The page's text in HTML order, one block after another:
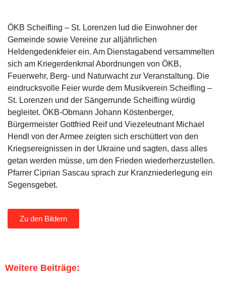
ÖKB Scheifling – St. Lorenzen lud die Einwohner der
Gemeinde sowie Vereine zur alljährlichen
Heldengedenkfeier ein. Am Dienstagabend versammelten
sich am Kriegerdenkmal Abordnungen von ÖKB,
Feuerwehr, Berg- und Naturwacht zur Veranstaltung. Die
eindrucksvolle Feier wurde dem Musikverein Scheifling –
St. Lorenzen und der Sängerrunde Scheifling würdig
begleitet. ÖKB-Obmann Johann Köstenberger,
Bürgermeister Gottfried Reif und Viezeleutnant Michael
Hendl von der Armee zeigten sich erschüttert von den
Kriegsereignissen in der Ukraine und sagten, dass alles
getan werden müsse, um den Frieden wiederherzustellen.
Pfarrer Ciprian Sascau sprach zur Kranzniederlegung ein
Segensgebet.
Zu den Bildern
Weitere Beiträge: